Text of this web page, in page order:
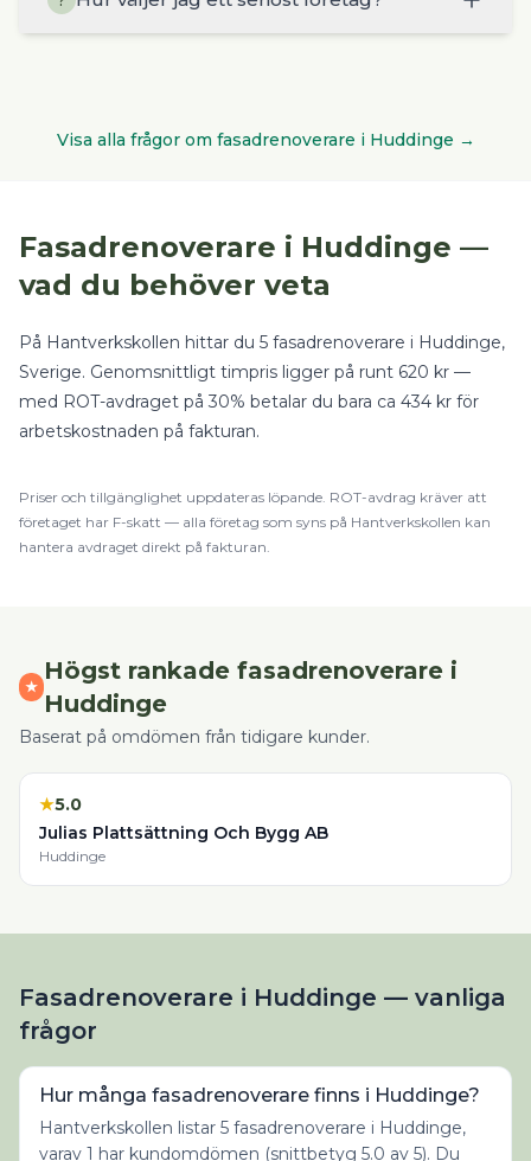
Visa alla frågor om fasadrenoverare i Huddinge →
Fasadrenoverare i Huddinge —
vad du behöver veta
På Hantverkskollen hittar du 5 fasadrenoverare i Huddinge,
Sverige. Genomsnittligt timpris ligger på runt 620 kr —
med ROT-avdraget på 30% betalar du bara ca 434 kr för
arbetskostnaden på fakturan.
Priser och tillgänglighet uppdateras löpande. ROT-avdrag kräver att
företaget har F-skatt — alla företag som syns på Hantverkskollen kan
hantera avdraget direkt på fakturan.
★
Högst rankade fasadrenoverarei
Huddinge
Baserat på omdömen från tidigare kunder.
★5.0
Julias Plattsättning Och Bygg AB
Huddinge
Fasadrenoverare i Huddinge — vanliga
frågor
Hur många fasadrenoverare finns i Huddinge?
Hantverkskollen listar 5 fasadrenoverare i Huddinge,
varav 1 har kundomdömen (snittbetyg 5.0 av 5). Du